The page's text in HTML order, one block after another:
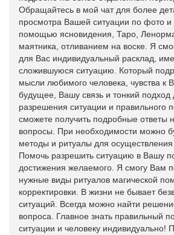
Обращайтесь в мой чат для более
просмотра Вашей ситуации по фото
помощью ясновидения, Таро,
маятника, отливанием на воске. Я
для Вас индивидуальный расклад,
сложившуюся ситуацию. Который
мысли любимого человека, чувства к
будущее, Вашу связь и тонкий подход
разрешения ситуации и правильного
сможете получить подробные ответы
вопросы. При необходимости можно
методы и ритуалы для осуществления
Помочь разрешить ситуацию в Вашу
достижения желаемого. Я смогу Вам
нужные виды ритуалов магической
корректировки. В жизни не бывает
ситуаций. Всегда можно найти
вопроса. Главное знать правильный
ситуации и человеку индивидуально!